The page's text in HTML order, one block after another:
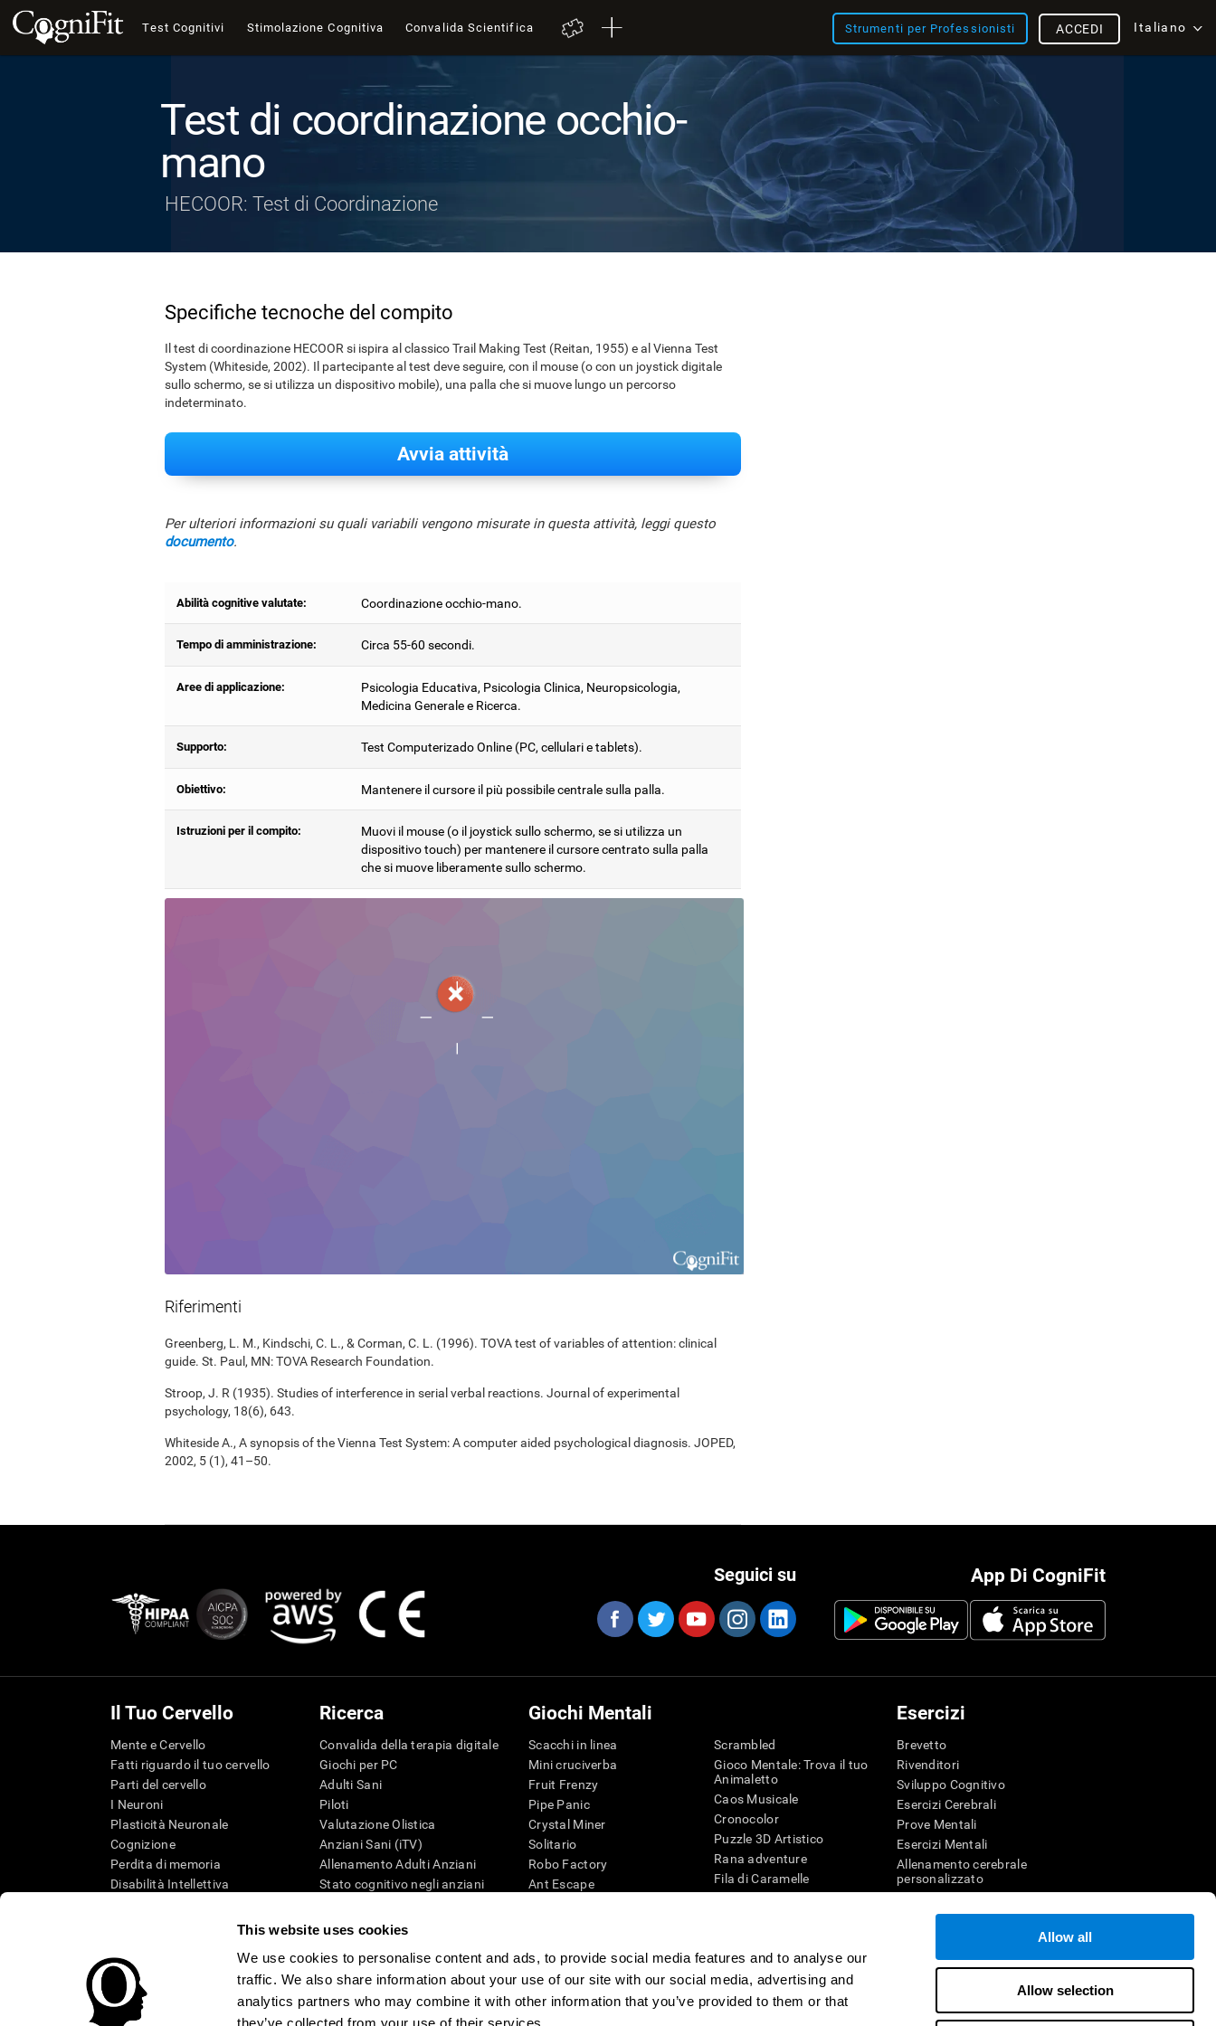
This website uses cookies
We use cookies to personalise content and ads, to provide social media features and to analyse our
traffic. We also share information about your use of our site with our social media, advertising and
analytics partners who may combine it with other information that you’ve provided to them or that
Allow all
Allow selection
Test Cognitivi Stimolazione Cognitiva Convalida Scientifica Strumenti per Professionisti Italiano
ACCEDI
Test di coordinazione occhio-
mano
HECOOR: Test di Coordinazione
Specifiche tecnoche del compito
Il test di coordinazione HECOOR si ispira al classico Trail Making Test (Reitan, 1955) e al Vienna Test
System (Whiteside, 2002). Il partecipante al test deve seguire, con il mouse (o con un joystick digitale
sullo schermo, se si utilizza un dispositivo mobile), una palla che si muove lungo un percorso
indeterminato.
Avvia attività
Per ulteriori informazioni su quali variabili vengono misurate in questa attività, leggi questo
documento.
Abilità cognitive valutate: Coordinazione occhio-mano.
Tempo di amministrazione: Circa 55-60 secondi.
Aree di applicazione:
Psicologia Educativa, Psicologia Clinica, Neuropsicologia,
Medicina Generale e Ricerca.
Supporto: Test Computerizado Online (PC, cellulari e tablets).
Obiettivo: Mantenere il cursore il più possibile centrale sulla palla.
Istruzioni per il compito:
Muovi il mouse (o il joystick sullo schermo, se si utilizza un
dispositivo touch) per mantenere il cursore centrato sulla palla
che si muove liberamente sullo schermo.
Riferimenti
Greenberg, L. M., Kindschi, C. L., & Corman, C. L. (1996). TOVA test of variables of attention: clinical
guide. St. Paul, MN: TOVA Research Foundation.
Stroop, J. R (1935). Studies of interference in serial verbal reactions. Journal of experimental
psychology, 18(6), 643.
Whiteside A., A synopsis of the Vienna Test System: A computer aided psychological diagnosis. JOPED,
2002, 5 (1), 41–50.
App Di CogniFit
Seguici su
Il Tuo Cervello
Mente e Cervello
Fatti riguardo il tuo cervello
Parti del cervello
I Neuroni
Plasticità Neuronale
Cognizione
Perdita di memoria
Disabilità Intellettiva
Ricerca
Convalida della terapia digitale
Giochi per PC
Adulti Sani
Piloti
Valutazione Olistica
Anziani Sani (iTV)
Allenamento Adulti Anziani
Stato cognitivo negli anziani
Tassonomia SG4D
Giochi Mentali
Scacchi in linea
Mini cruciverba
Fruit Frenzy
Pipe Panic
Crystal Miner
Solitario
Robo Factory
Ant Escape
Caos Matematico
Gara di Biglie
Tennis Melodico
Scrambled
Gioco Mentale: Trova il tuo
Animaletto
Caos Musicale
Cronocolor
Puzzle 3D Artistico
Rana adventure
Fila di Caramelle
Giochi di intelligenza
Giochi Online per la memoria
Giochi Mentali
Esercizi
Brevetto
Rivenditori
Sviluppo Cognitivo
Esercizi Cerebrali
Prove Mentali
Esercizi Mentali
Allenamento cerebrale
personalizzato
Divertenti giochi di matematica
Comprensione della lettura
Bambini dotati